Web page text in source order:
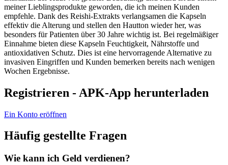
meiner Lieblingsprodukte geworden, die ich meinen Kunden
empfehle. Dank des Reishi-Extrakts verlangsamen die Kapseln
effektiv die Alterung und stellen den Hautton wieder her, was
besonders für Patienten über 30 Jahre wichtig ist. Bei regelmäßiger
Einnahme bieten diese Kapseln Feuchtigkeit, Nährstoffe und
antioxidativen Schutz. Dies ist eine hervorragende Alternative zu
invasiven Eingriffen und Kunden bemerken bereits nach wenigen
Wochen Ergebnisse.
Registrieren - APK-App herunterladen
Ein Konto eröffnen
Häufig gestellte Fragen
Wie kann ich Geld verdienen?